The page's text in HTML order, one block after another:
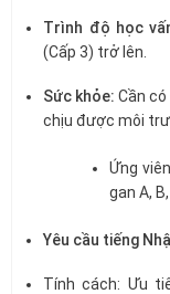
Trình độ học
(Cấp 3) trở lên.
Sức khỏe: Cần
chịu được môi
Ứng
gan A,
Yêu cầu tiếng
Tính cách: Ưu